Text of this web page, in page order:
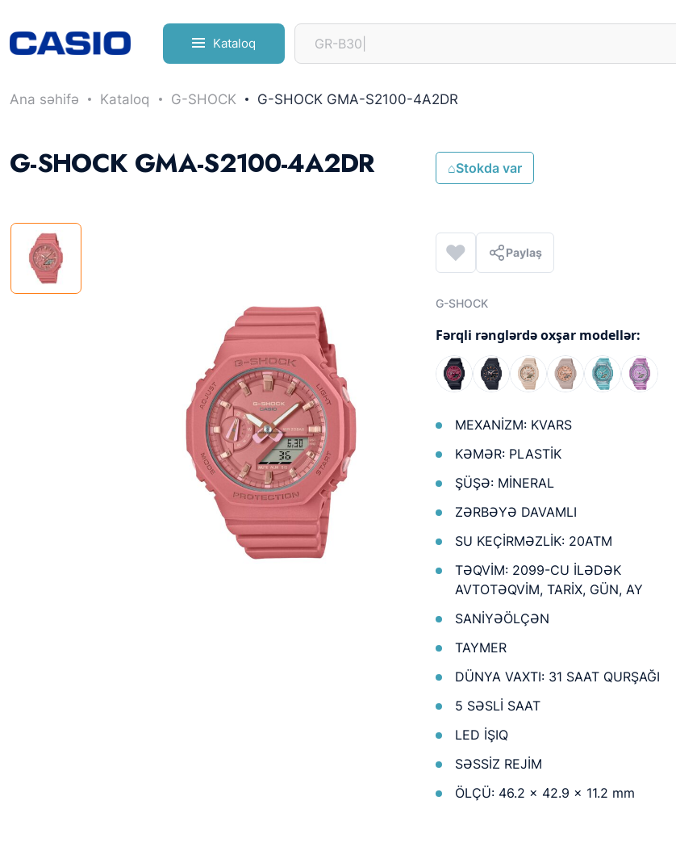
Kataloq
Ana səhifə Kataloq G-SHOCK G-SHOCK GMA-S2100-4A2DR
G-SHOCK GMA-S2100-4A2DR ⌂Stokda var
Paylaş
G-SHOCK
Fərqli rənglərdə oxşar modellər:
MEXANİZM: KVARS
KƏMƏR: PLASTİK
ŞÜŞƏ: MİNERAL
ZƏRBƏYƏ DAVAMLI
SU KEÇİRMƏZLİK: 20ATM
TƏQVİM: 2099-CU İLƏDƏK
AVTOTƏQVİM, TARİX, GÜN, AY
SANİYƏÖLÇƏN
TAYMER
DÜNYA VAXTI: 31 SAAT QURŞAĞI
5 SƏSLİ SAAT
LED İŞIQ
SƏSSİZ REJİM
ÖLÇÜ: 46.2 × 42.9 × 11.2 mm